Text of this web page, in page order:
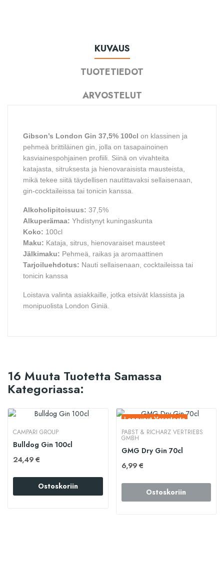
KUVAUS
TUOTETIEDOT
ARVOSTELUT
Gibson’s London Gin 37,5% 100cl on klassinen ja
pehmeä brittiläinen gin, jolla on tasapainoinen
kasviainespohjainen profiili. Siinä on vivahteita
katajasta, sitruksesta ja hienovaraisista mausteista,
mikä tekee siitä täydellisen nautittavaksi sellaisenaan,
gin-cocktaileissa tai tonicin kanssa.
Alkoholipitoisuus: 37,5%
Alkuperämaa: Yhdistynyt kuningaskunta
Koko: 100cl
Maku: Kataja, sitrus, hienovaraiset mausteet
Jälkimaku: Pehmeä, raikas ja aromaattinen
Tarjoiluehdotus: Nauti sellaisenaan, cocktaileissa tai
tonicin kanssa
Loistava valinta asiakkaille, jotka etsivät klassista ja
monipuolista London Giniä.
16 Muuta Tuotetta Samassa
Kategoriassa:
CAMPARI GROUP
Bulldog Gin 100cl
24,49 €
Ostoskoriin
Loppunut Varastosta
PABST & RICHARZ VERTRIEBS
GMBH
GMG Dry Gin 70cl
6,99 €
Ostoskoriin